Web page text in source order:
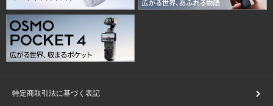
特定商取引法に基づく表記